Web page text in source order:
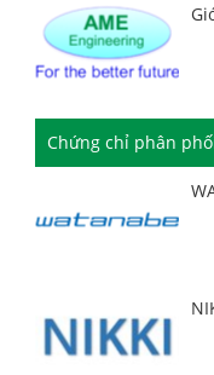
Chứng chỉ phân